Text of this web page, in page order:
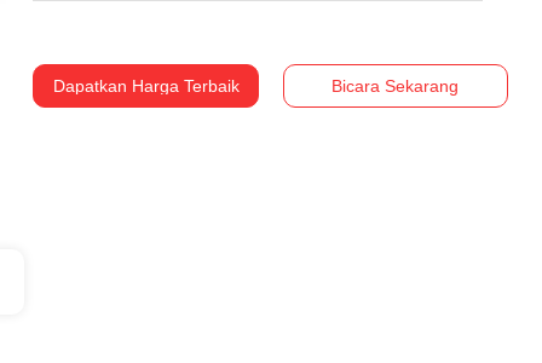
Dapatkan Harga Terbaik Bicara Sekarang